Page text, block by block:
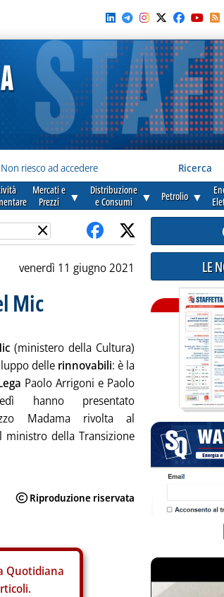
Non riesco ad accedere Ricerca
Mercati e
Prezzi
▼
Distribuzione
e Consumi
▼ Petrolio ▼
×
venerdì 11 giugno 2021
Mic
(ministero della Cultura)
delle rinnovabili: è la
Paolo Arrigoni e Paolo
hanno presentato
Madama rivolta al
ministro della Transizione
Quotidiana
LE